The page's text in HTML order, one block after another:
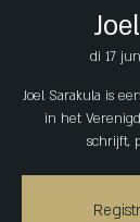
di 17 jun
Joel Sarakula is
in het
schrijft,